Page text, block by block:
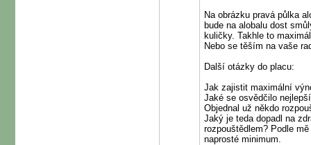
Na obrázku pravá půlka
bude na alobalu dost
kuličky. Takhle to
Nebo se těším na vaše
Další otázky do placu:
Jak zajistit maximální
Jaké se osvědčilo
Objednal už někdo
Jaký je teda dopadl na
rozpouštědlem? Podle
naprosté minimum.